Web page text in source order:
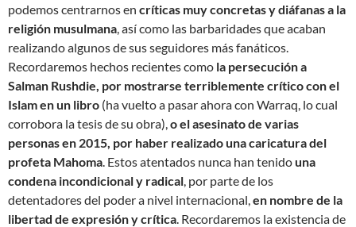
podemos centrarnos en críticas muy concretas y diáfanas a la
religión musulmana, así como las barbaridades que acaban
realizando algunos de sus seguidores más fanáticos.
Recordaremos hechos recientes como la persecución a
Salman Rushdie, por mostrarse terriblemente crítico con el
Islam en un libro (ha vuelto a pasar ahora con Warraq, lo cual
corrobora la tesis de su obra),o el asesinato de varias
personas en 2015, por haber realizado una caricatura del
profeta Mahoma. Estos atentados nunca han tenidouna
condena incondicional y radical, por parte de los
detentadores del poder a nivel internacional,en nombre de la
libertad de expresión y crítica. Recordaremos la existencia de